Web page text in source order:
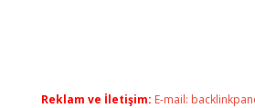
Reklam ve İletişim: E-mail: